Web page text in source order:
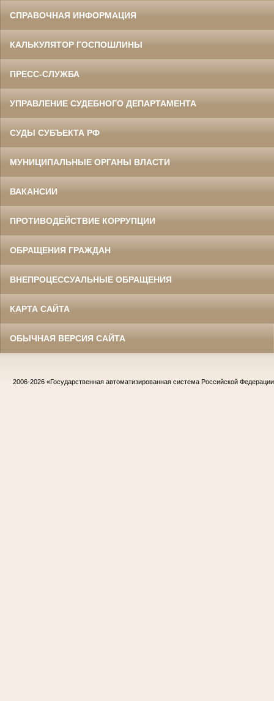
СПРАВОЧНАЯ ИНФОРМАЦИЯ
КАЛЬКУЛЯТОР ГОСПОШЛИНЫ
ПРЕСС-СЛУЖБА
УПРАВЛЕНИЕ СУДЕБНОГО ДЕПАРТАМЕНТА
СУДЫ СУБЪЕКТА РФ
МУНИЦИПАЛЬНЫЕ ОРГАНЫ ВЛАСТИ
ВАКАНСИИ
ПРОТИВОДЕЙСТВИЕ КОРРУПЦИИ
ОБРАЩЕНИЯ ГРАЖДАН
ВНЕПРОЦЕССУАЛЬНЫЕ ОБРАЩЕНИЯ
КАРТА САЙТА
ОБЫЧНАЯ ВЕРСИЯ САЙТА
2006-2026 «Государственная автоматизированная система Российской